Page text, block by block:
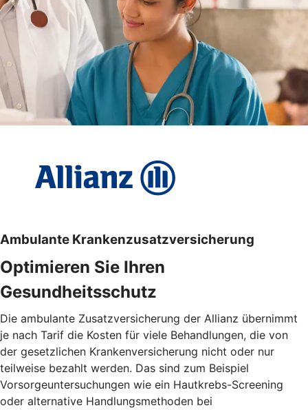
Ambulante Krankenzusatzversicherung
Optimieren Sie Ihren
Gesundheitsschutz
Die ambulante Zusatzversicherung der Allianz übernimmt
je nach Tarif die Kosten für viele Behandlungen, die von
der gesetzlichen Krankenversicherung nicht oder nur
teilweise bezahlt werden. Das sind zum Beispiel
Vorsorgeuntersuchungen wie ein Hautkrebs-Screening
oder alternative Handlungsmethoden bei